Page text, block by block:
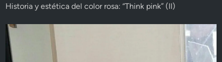
Historia y estética del color rosa: “Think pink” (II)